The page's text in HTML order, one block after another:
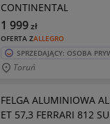
CONTINENTAL
OFERTA ZALLEGRO
1 999zł
SPRZEDAJĄCY: OSOBA
Toruń
FELGA ALUMINIOWA
ET 57,3 FERRARI 812